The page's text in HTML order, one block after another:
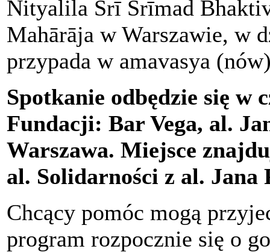
Nityalila Śrī Śrīmad
Mahārāja w Warszawie, w
przypada w amavasya
Spotkanie odbędzie się w
Fundacji: Bar Vega, al.
Warszawa. Miejsce
al. Solidarności z al. Jana
Chcący pomóc mogą
program rozpocznie się o